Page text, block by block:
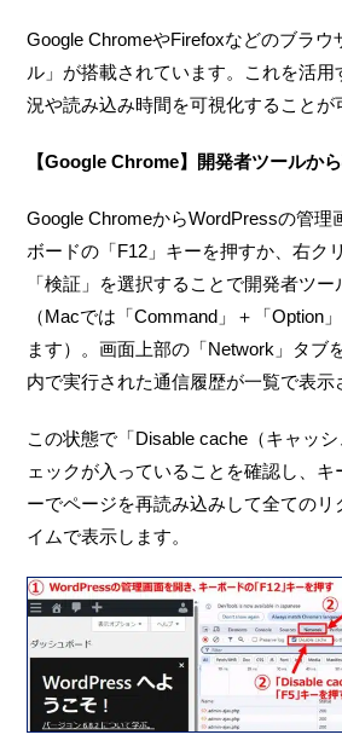
Google ChromeやFirefoxなどのブラウ
ル」が搭載されています。これを活用
況や読み込み時間を可視化することが
【Google Chrome】開発者ツールか
Google ChromeからWordPressの管理
ボードの「F12」キーを押すか、右ク
「検証」を選択することで開発者ツ
（Macでは「Command」＋「Option
ます）。画面上部の「Network」タブ
内で実行された通信履歴が一覧で表示
この状態で「Disable cache（キャッ
ェックが入っていることを確認し、キ
ーでページを再読み込みして全てのリ
イムで表示します。